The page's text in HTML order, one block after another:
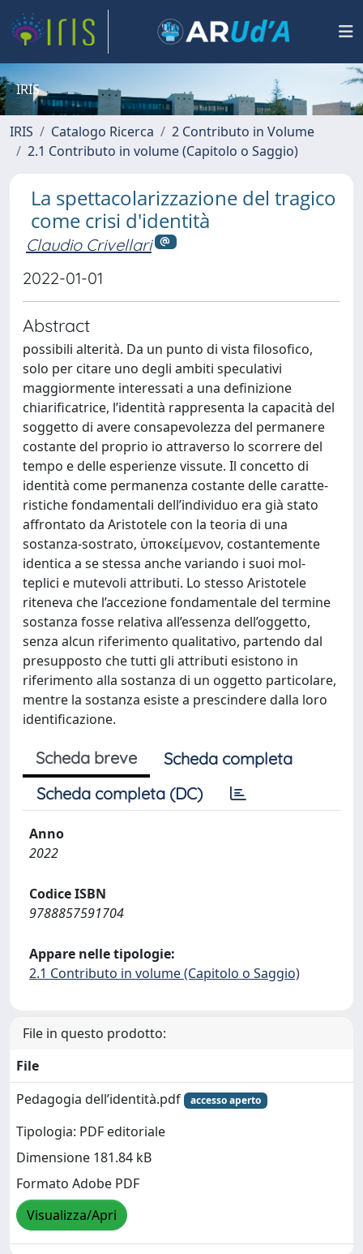
IRIS
IRIS Catalogo Ricerca
2 Contributo in Volume
2.1 Contributo in volume (Capitolo o Saggio)
La spettacolarizzazione del tragico
come crisi d'identità
Claudio Crivellari
2022-01-01
Abstract
possibili alterità. Da un punto di vista filosofico,
solo per citare uno degli ambiti speculativi
maggiormente interessati a una definizione
chiarificatrice, l’identità rappresenta la capacità del
soggetto di avere consapevolezza del permanere
costante del proprio io attraverso lo scorrere del
tempo e delle esperienze vissute. Il concetto di
identità come permanenza costante delle caratte-
ristiche fondamentali dell’individuo era già stato
affrontato da Aristotele con la teoria di una
sostanza-sostrato, ὑποκείμενον, costantemente
identica a se stessa anche variando i suoi mol-
teplici e mutevoli attributi. Lo stesso Aristotele
riteneva che l’accezione fondamentale del termine
sostanza fosse relativa all’essenza dell’oggetto,
senza alcun riferimento qualitativo, partendo dal
presupposto che tutti gli attributi esistono in
riferimento alla sostanza di un oggetto particolare,
mentre la sostanza esiste a prescindere dalla loro
identificazione.
Scheda breve
Scheda completa
Scheda completa (DC)
Anno
2022
Codice ISBN
9788857591704
Appare nelle tipologie:
2.1 Contributo in volume (Capitolo o Saggio)
File in questo prodotto:
File
Pedagogia dell’identità.pdf
accesso aperto
Tipologia: PDF editoriale
Dimensione 181.84 kB
Formato Adobe PDF
Visualizza/Apri